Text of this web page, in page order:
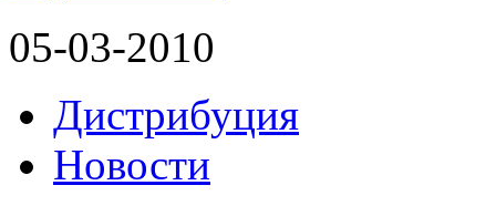
05-03-2010
Дистрибуция
Новости